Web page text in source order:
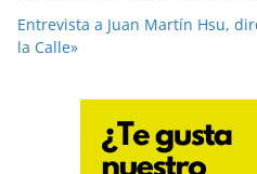
Entrevista a Juan Martín Hsu,
la Calle»